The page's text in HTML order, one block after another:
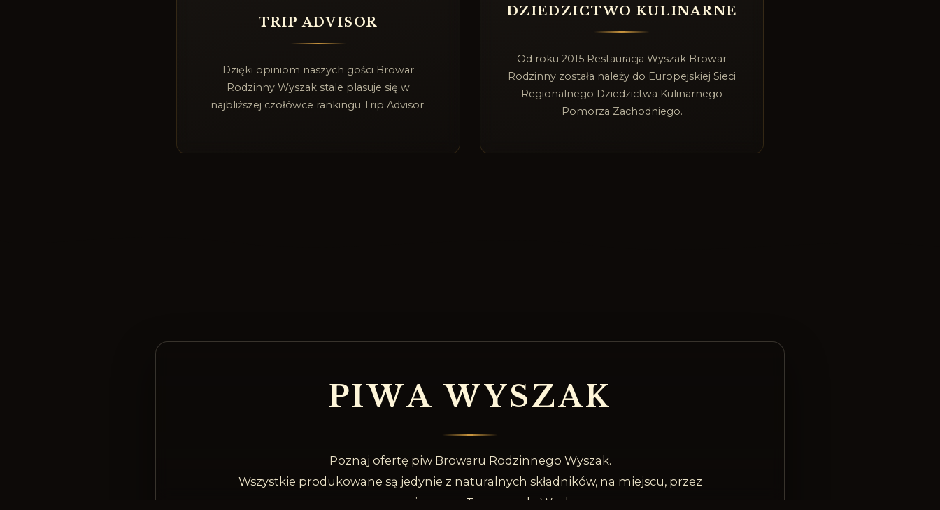
TRIP ADVISOR
Dzięki opiniom naszych gości Browar
Rodzinny Wyszak stale plasuje się w
najbliższej czołówce rankingu Trip Advisor.
DZIEDZICTWO KULINARNE
Od roku 2015 Restauracja Wyszak Browar
Rodzinny została należy do Europejskiej Sieci
Regionalnego Dziedzictwa Kulinarnego
Pomorza Zachodniego.
PIWA WYSZAK
Poznaj ofertę piw Browaru Rodzinnego Wyszak.
Wszystkie produkowane są jedynie z naturalnych składników, na miejscu, przez
naszego piwowara Tomasza de Weyher.